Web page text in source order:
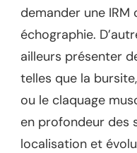
demander une
échographie.
ailleurs présenter
telles que la
ou le claquage
en profondeur des
localisation et